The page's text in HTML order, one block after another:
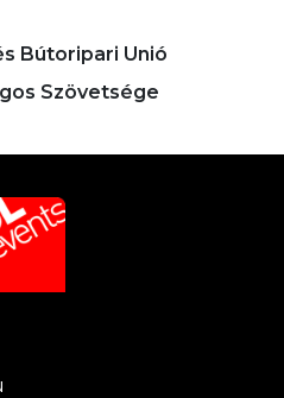
Bútoripari Unió
Szövetsége